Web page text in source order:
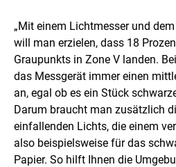
„Mit einem Lichtmesser und
will man erzielen, dass 18
Graupunkts in Zone V landen.
das Messgerät immer einen
an, egal ob es ein Stück
Darum braucht man zusätzlich
einfallenden Lichts, die einem
also beispielsweise für das
Papier. So hilft Ihnen die